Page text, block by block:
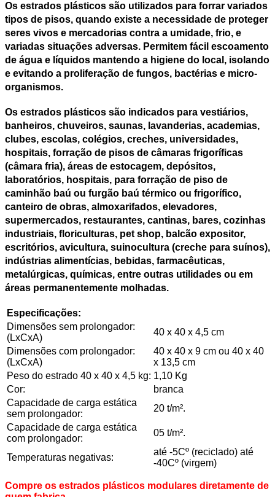
Os estrados plásticos são utilizados para forrar variados
tipos de pisos, quando existe a necessidade de proteger
seres vivos e mercadorias contra a umidade, frio, e
variadas situações adversas. Permitem fácil escoamento
de água e líquidos mantendo a higiene do local, isolando
e evitando a proliferação de fungos, bactérias e micro-
organismos.
Os estrados plásticos são indicados para vestiários,
banheiros, chuveiros, saunas, lavanderias, academias,
clubes, escolas, colégios, creches, universidades,
hospitais, forração de pisos de câmaras frigoríficas
(câmara fria), áreas de estocagem, depósitos,
laboratórios, hospitais, para forração de piso de
caminhão baú ou furgão baú térmico ou frigorífico,
canteiro de obras, almoxarifados, elevadores,
supermercados, restaurantes, cantinas, bares, cozinhas
industriais, floriculturas, pet shop, balcão expositor,
escritórios, avicultura, suinocultura (creche para suínos),
indústrias alimentícias, bebidas, farmacêuticas,
metalúrgicas, químicas, entre outras utilidades ou em
áreas permanentemente molhadas.
Especificações:
Dimensões sem prolongador:
(LxCxA)
40 x 40 x 4,5 cm
Dimensões com prolongador:
(LxCxA)
40 x 40 x 9 cm ou 40 x 40
x 13,5 cm
Peso do estrado 40 x 40 x 4,5 kg: 1,10 Kg
Cor:
branca
Capacidade de carga estática
sem prolongador:
20 t/m².
Capacidade de carga estática
com prolongador:
05 t/m².
Temperaturas negativas:
até -5Cº (reciclado) até
-40Cº (virgem)
Compre os estrados plásticos modulares diretamente de